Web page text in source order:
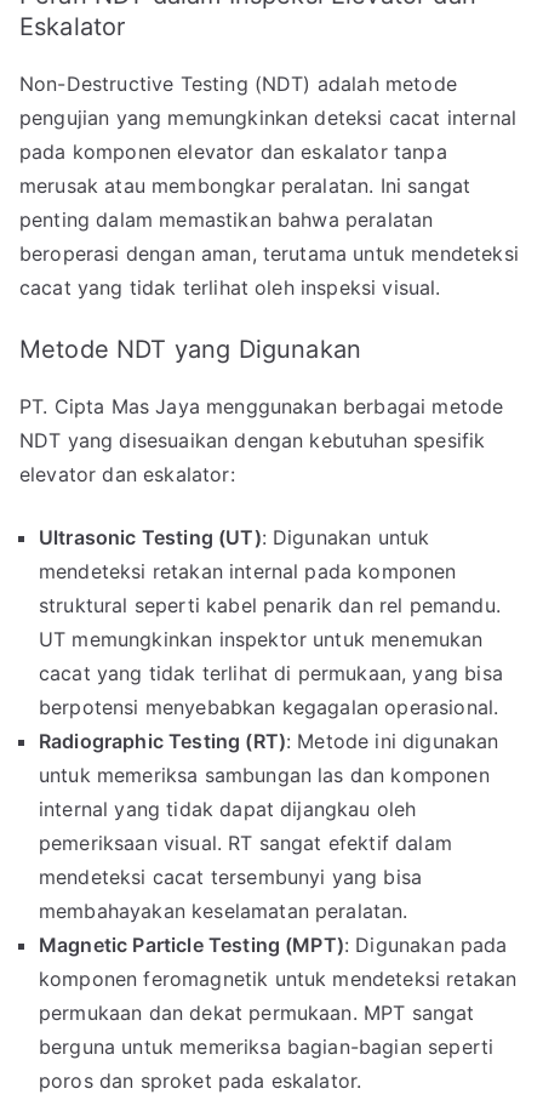
Eskalator
Non-Destructive Testing (NDT) adalah metode
pengujian yang memungkinkan deteksi cacat internal
pada komponen elevator dan eskalator tanpa
merusak atau membongkar peralatan. Ini sangat
penting dalam memastikan bahwa peralatan
beroperasi dengan aman, terutama untuk mendeteksi
cacat yang tidak terlihat oleh inspeksi visual.
Metode NDT yang Digunakan
PT. Cipta Mas Jaya menggunakan berbagai metode
NDT yang disesuaikan dengan kebutuhan spesifik
elevator dan eskalator:
Ultrasonic Testing (UT): Digunakan untuk
mendeteksi retakan internal pada komponen
struktural seperti kabel penarik dan rel pemandu.
UT memungkinkan inspektor untuk menemukan
cacat yang tidak terlihat di permukaan, yang bisa
berpotensi menyebabkan kegagalan operasional.
Radiographic Testing (RT): Metode ini digunakan
untuk memeriksa sambungan las dan komponen
internal yang tidak dapat dijangkau oleh
pemeriksaan visual. RT sangat efektif dalam
mendeteksi cacat tersembunyi yang bisa
membahayakan keselamatan peralatan.
Magnetic Particle Testing (MPT): Digunakan pada
komponen feromagnetik untuk mendeteksi retakan
permukaan dan dekat permukaan. MPT sangat
berguna untuk memeriksa bagian-bagian seperti
poros dan sproket pada eskalator.